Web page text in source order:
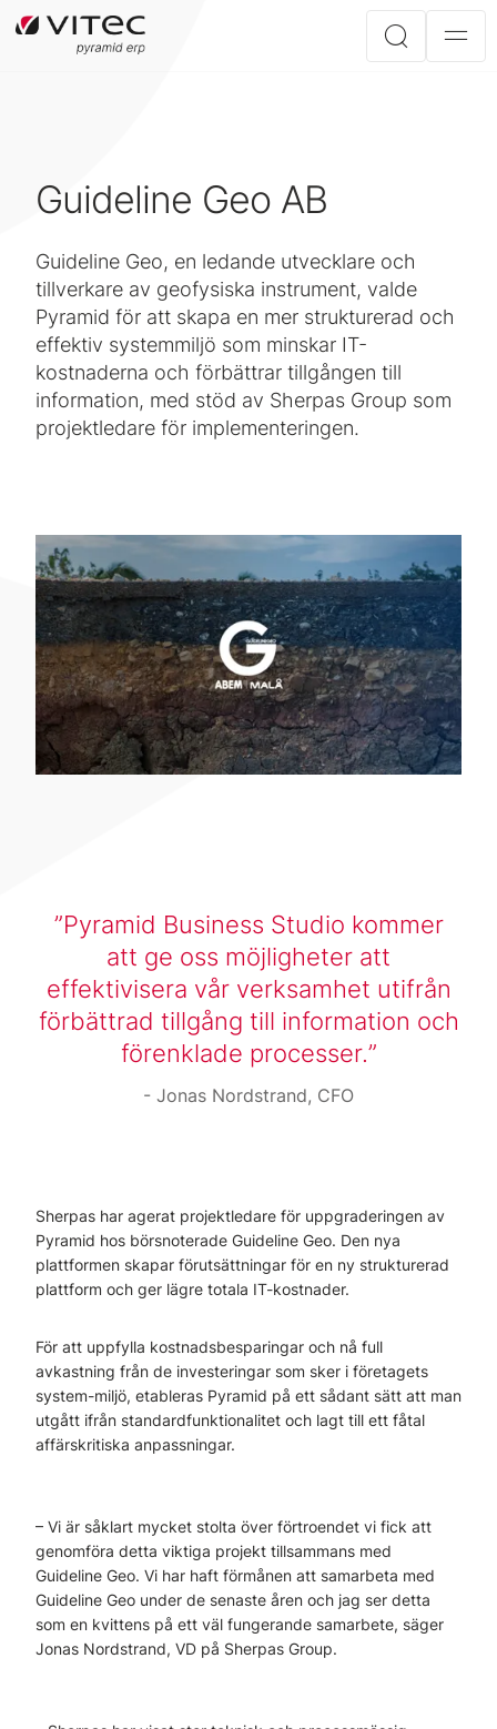
Guideline Geo AB
Guideline Geo, en ledande utvecklare och
tillverkare av geofysiska instrument, valde
Pyramid för att skapa en mer strukturerad och
effektiv systemmiljö som minskar IT-
kostnaderna och förbättrar tillgången till
information, med stöd av Sherpas Group som
projektledare för implementeringen.
Pyramid Business Studio kommer
att ge oss möjligheter att
effektivisera vår verksamhet utifrån
förbättrad tillgång till information och
förenklade processer.
Jonas Nordstrand, CFO
Sherpas har agerat projektledare för uppgraderingen av
Pyramid hos börsnoterade Guideline Geo. Den nya
plattformen skapar förutsättningar för en ny strukturerad
plattform och ger lägre totala IT-kostnader.
För att uppfylla kostnadsbesparingar och nå full
avkastning från de investeringar som sker i företagets
system-miljö, etableras Pyramid på ett sådant sätt att man
utgått ifrån standardfunktionalitet och lagt till ett fåtal
affärskritiska anpassningar.
– Vi är såklart mycket stolta över förtroendet vi fick att
genomföra detta viktiga projekt tillsammans med
Guideline Geo. Vi har haft förmånen att samarbeta med
Guideline Geo under de senaste åren och jag ser detta
som en kvittens på ett väl fungerande samarbete, säger
Jonas Nordstrand, VD på Sherpas Group.